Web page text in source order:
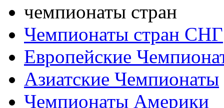
чемпионаты стран
Чемпионаты стран СНГ
Европейские
Азиатские Чемпионаты
Чемпионаты Америки